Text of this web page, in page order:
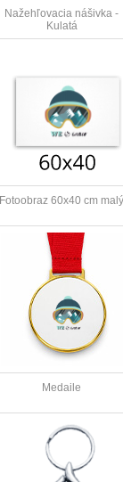
Nažehľovacia nášivka -
Kulatá
Fotoobraz 60x40 cm malý
Medaile